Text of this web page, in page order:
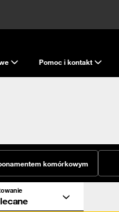
Pomoc i kontakt
komórkowym